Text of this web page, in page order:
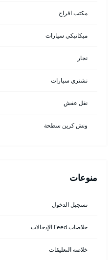
مكتب افراح
ميكانيكي سيارات
نجار
نشتري سيارات
نقل عفش
ونش كرين سطحة
منوعات
تسجيل الدخول
خلاصات Feed الإدخالات
خلاصة التعليقات